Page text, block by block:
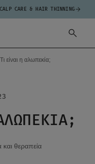
CARE & HAIR THINNING
Τι είναι η αλωπεκία;
θεραπεία